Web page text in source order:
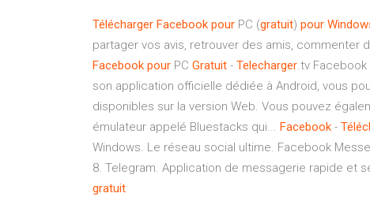
Télécharger Facebook pour PC (gratuit) pour
partager vos avis, retrouver des amis, commenter
Facebook pour PC Gratuit - Telecharger.tv
son application officielle dédiée à Android, vous
disponibles sur la version Web. Vous pouvez
émulateur appelé Bluestacks qui... Facebook -
Windows. Le réseau social ultime. Facebook
8. Telegram. Application de messagerie rapide et
gratuit